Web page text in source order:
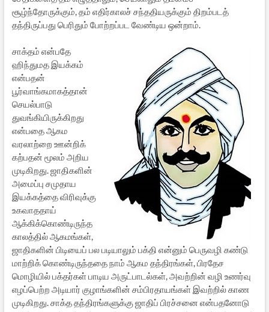
சூழ்ந்தோருக்கும், தம் எதிர்காலச் சந்ததியருக்கும் திறம்படத்
தந்திருப்பது பெரிதும் போற்றப்பட வேண்டிய ஒன்றாம்.
சாக்தம் என்பதே
ஹிந்துமத இயக்கம்
என்பதன்
பூர்வாங்கமாகத்தான்
செயல்பாடு
துவங்கியிருக்கிறது
என்பதை ஆகம
வரலாற்றை ஊன்றிக்
கற்பதன் மூலம் அறிய
முடிகிறது. ஜாதிகளின்
அமைப்பு சமுதாய
இயக்கத்தை விரிவுக்கு
உகவாததாய்
ஆக்கிக்கொண்டிருந்த
காலத்தில் ஆகமங்கள்,
ஜாதிகளின் பிடியைப் பல படியாலும் பக்தி என்னும் பெருவழி கண்டு
மாற்றிக் கொண்டிருந்ததை நாம் ஆகம தந்திரங்கள், பிரதேச
மொழியில் பக்தர்கள் பாடிய அருட்பாடல்கள், அவற்றின் வழி உணர்வு
எழப்பெற்ற அடியார் குழாங்களின் சம்பிரதாயங்கள் இவற்றில் காண
முடிகிறது. சாக்த தந்திரங்களுக்கு ஜாதிப் பிரச்சனை என்பதனோடு